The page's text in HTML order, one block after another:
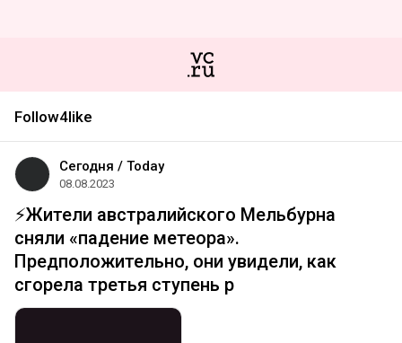
Follow4like
Сегодня / Today
08.08.2023
⚡️Жители австралийского Мельбурна
сняли «падение метеора».
Предположительно, они увидели, как
сгорела третья ступень р